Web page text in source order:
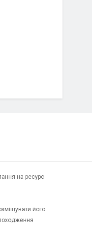
на ресурс
його